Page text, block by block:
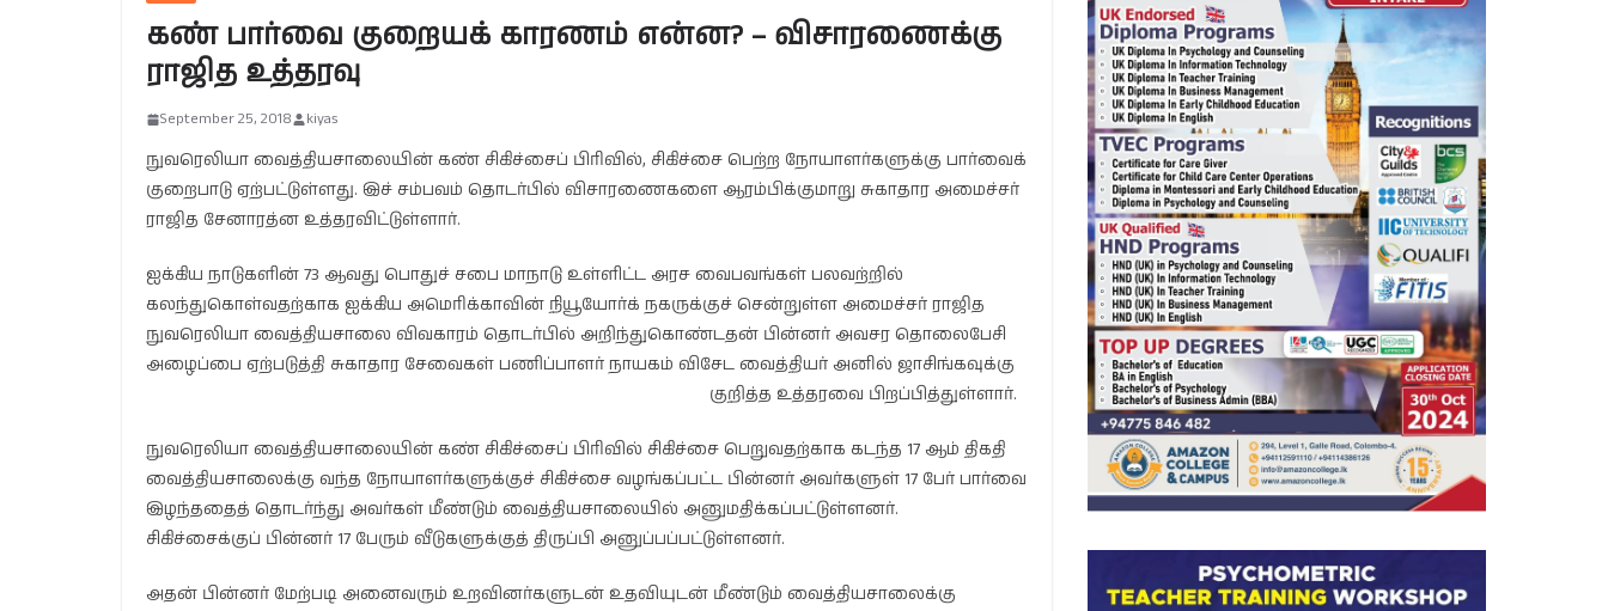
கண் பார்வை குறையக் காரணம் என்ன? – விசாரணைக்கு
ராஜித உத்தரவு
September 25, 2018 kiyas
நுவரெலியா வைத்தியசாலையின் கண் சிகிச்சைப் பிரிவில், சிகிச்சை பெற்ற நோயாளர்களுக்கு பார்வைக்
குறைபாடு ஏற்பட்டுள்ளது. இச் சம்பவம் தொடர்பில் விசாரணைகளை ஆரம்பிக்குமாறு சுகாதார அமைச்சர்
ராஜித சேனாரத்ன உத்தரவிட்டுள்ளார்.
ஐக்கிய நாடுகளின் 73 ஆவது பொதுச் சபை மாநாடு உள்ளிட்ட அரச வைபவங்கள் பலவற்றில்
கலந்துகொள்வதற்காக ஐக்கிய அமெரிக்காவின் நியூயோர்க் நகருக்குச் சென்றுள்ள அமைச்சர் ராஜித
நுவரெலியா வைத்தியசாலை விவகாரம் தொடர்பில் அறிந்துகொண்டதன் பின்னர் அவசர தொலைபேசி
அழைப்பை ஏற்படுத்தி சுகாதார சேவைகள் பணிப்பாளர் நாயகம் விசேட வைத்தியர் அனில் ஜாசிங்கவுக்கு
குறித்த உத்தரவை பிறப்பித்துள்ளார்.
நுவரெலியா வைத்தியசாலையின் கண் சிகிச்சைப் பிரிவில் சிகிச்சை பெறுவதற்காக கடந்த 17 ஆம் திகதி
வைத்தியசாலைக்கு வந்த நோயாளர்களுக்குச் சிகிச்சை வழங்கப்பட்ட பின்னர் அவர்களுள் 17 பேர் பார்வை
இழந்ததைத் தொடர்ந்து அவர்கள் மீண்டும் வைத்தியசாலையில் அனுமதிக்கப்பட்டுள்ளனர்.
சிகிச்சைக்குப் பின்னர் 17 பேரும் வீடுகளுக்குத் திருப்பி அனுப்பப்பட்டுள்ளனர்.
அதன் பின்னர் மேற்படி அனைவரும் உறவினர்களுடன் உதவியுடன் மீண்டும் வைத்தியசாலைக்கு